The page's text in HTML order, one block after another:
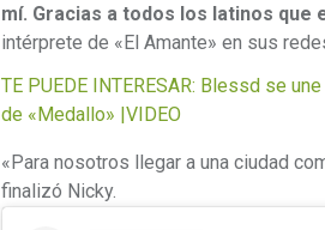
mí. Gracias a todos los latinos que
intérprete de «El Amante» en sus
TE PUEDE INTERESAR: Blessd se
de «Medallo» |VIDEO
«Para nosotros llegar a una ciudad
finalizó Nicky.